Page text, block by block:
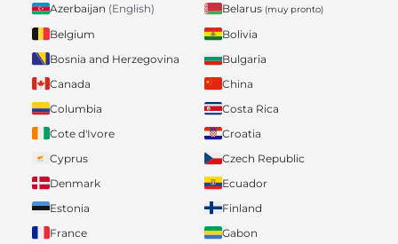
Azerbaijan (English) Belarus (muy pronto)
Belgium
Bolivia
Bosnia and Herzegovina
Bulgaria
Canada
China
Columbia
Costa Rica
Cote d'Ivore
Croatia
Cyprus
Czech Republic
Denmark
Ecuador
Estonia
Finland
France
Gabon